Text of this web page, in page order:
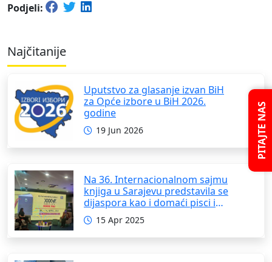
PITAJTE NAS
Podjeli:
Najčitanije
Uputstvo za glasanje izvan BiH
za Opće izbore u BiH 2026.
godine
19 Jun 2026
Na 36. Internacionalnom sajmu
knjiga u Sarajevu predstavila se
dijaspora kao i domaći pisci i
umjetnici
15 Apr 2025